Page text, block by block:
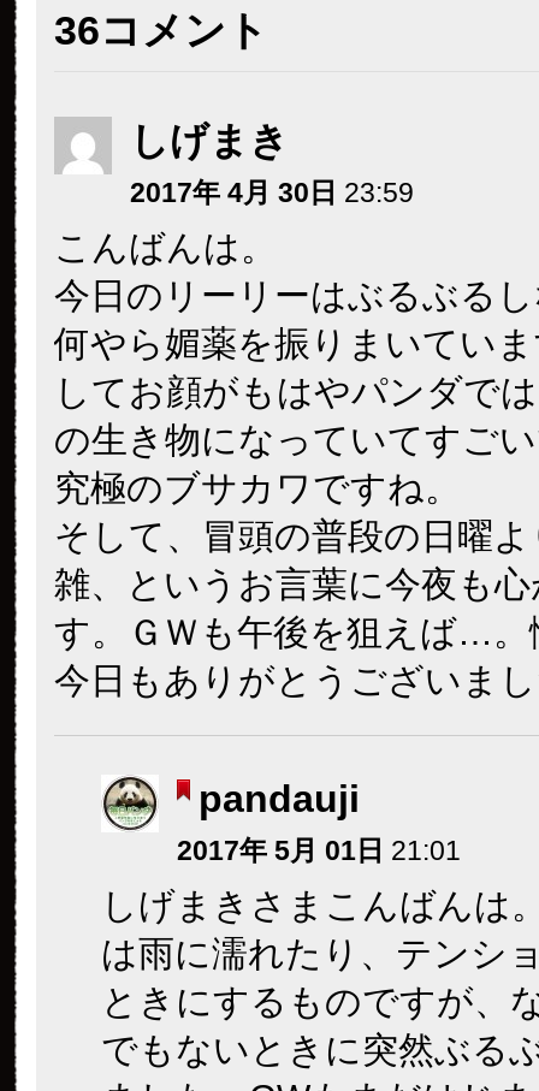
36コメント
しげまき
2017年 4月 30日 23:59
こんばんは。
今日のリーリーはぶるぶる
何やら媚薬を振りまいてい
してお顔がもはやパンダで
の生き物になっていてすご
究極のブサカワですね。
そして、冒頭の普段の日曜
雑、というお言葉に今夜も
す。ＧＷも午後を狙えば…。
今日もありがとうございま
pandauji
2017年 5月 01日 21:01
しげまきさまこんばんは
は雨に濡れたり、テンシ
ときにするものですが、
でもないときに突然ぶる